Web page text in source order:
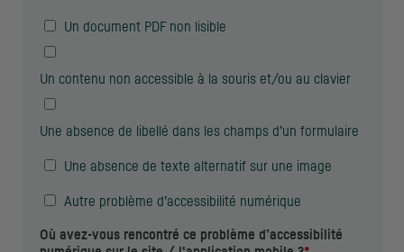
Un document PDF non lisible
Un contenu non accessible à la souris et/ou au clavier
Une absence de libellé dans les champs d’un formulaire
Une absence de texte alternatif sur une image
Autre problème d’accessibilité numérique
Où avez-vous rencontré ce problème d’accessibilité